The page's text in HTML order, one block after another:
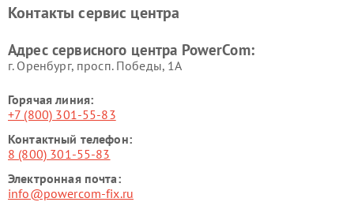
Контакты сервис центра
Адрес сервисного центра PowerCom:
г. Оренбург, просп. Победы, 1А
Горячая линия:
+7 (800) 301-55-83
Контактный телефон:
8 (800) 301-55-83
Электронная почта:
info@powercom-fix.ru